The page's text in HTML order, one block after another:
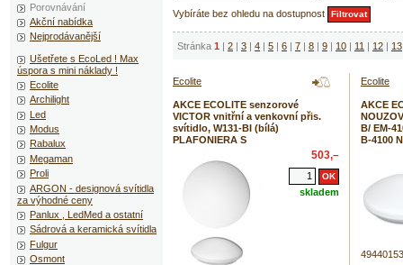
Vybíráte bez ohledu na dostupnost
Stránka 1 | 2 | 3 | 4 | 5 | 6 | 7 | 8 | 9 | 10 | 11 | 12 | 13
Ecolite
AKCE ECOLITE senzorové
VICTOR vnitřní a venkovní přis.
svítidlo, W131-BI (bílá)
PLAFONIERA S
503,–
skladem
Ecolite
AKCE
B/ EM-
B-4100
49440153
Porovnávání
Akční nabídka
Nejprodávanější
Ušetřete s EcoLed ! Max
úspora s mini náklady !
Ecolite
Archilight
Led
Modus
Rabalux
Megaman
Proli
ARGON - designová svítidla
za výhodné ceny
Panlux , LedMed a ostatní
Sádrová a keramická svítidla
Fulgur
Osmont